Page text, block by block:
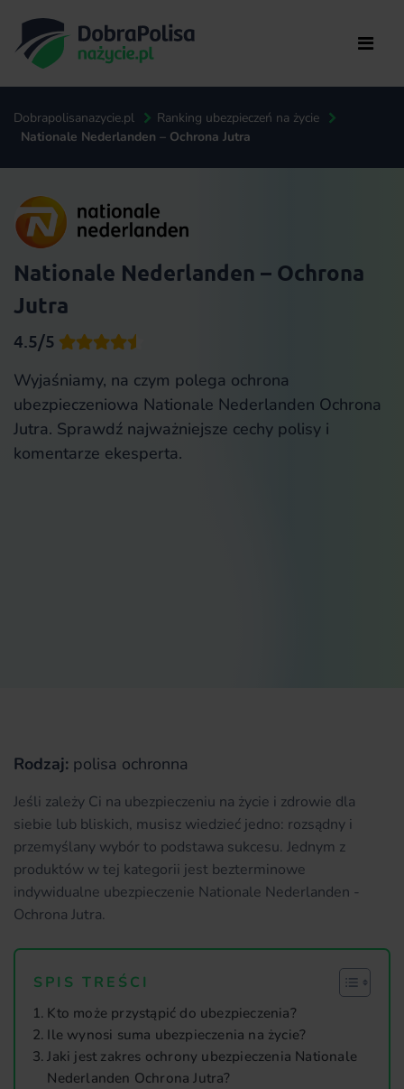
Dobrapolisanazycie.pl
Ranking ubezpieczeń na życie
Nationale Nederlanden – Ochrona Jutra
Nationale Nederlanden – Ochrona
Jutra
4.5/5
Wyjaśniamy, na czym polega ochrona
ubezpieczeniowa Nationale Nederlanden Ochrona
Jutra. Sprawdź najważniejsze cechy polisy i
komentarze ekesperta.
Rodzaj: polisa ochronna
Jeśli zależy Ci na ubezpieczeniu na życie i zdrowie dla
siebie lub bliskich, musisz wiedzieć jedno: rozsądny i
przemyślany wybór to podstawa sukcesu. Jednym z
produktów w tej kategorii jest bezterminowe
indywidualne ubezpieczenie Nationale Nederlanden -
Ochrona Jutra.
SPIS TREŚCI
Kto może przystąpić do ubezpieczenia?
Ile wynosi suma ubezpieczenia na życie?
Jaki jest zakres ochrony ubezpieczenia Nationale
Nederlanden Ochrona Jutra?